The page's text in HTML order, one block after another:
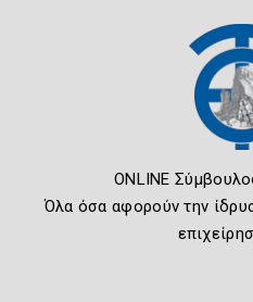
ONLINE
Όλα όσα αφορούν την